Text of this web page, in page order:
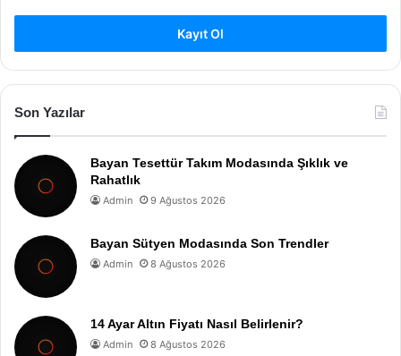
Kayıt Ol
Son Yazılar
Bayan Tesettür Takım Modasında Şıklık ve
Rahatlık
Admin 9 Ağustos 2026
Bayan Sütyen Modasında Son Trendler
Admin 8 Ağustos 2026
14 Ayar Altın Fiyatı Nasıl Belirlenir?
Admin 8 Ağustos 2026